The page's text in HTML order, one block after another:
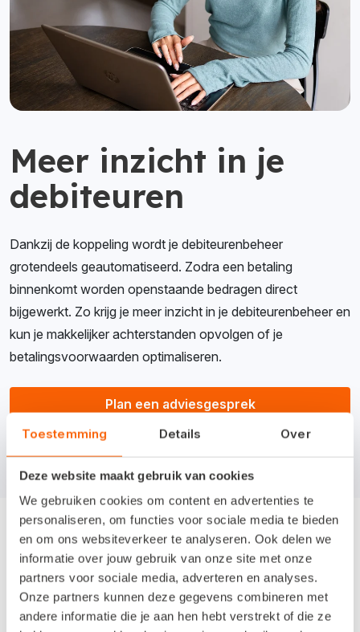
Toestemming Details Over
Deze website maakt gebruik van cookies
We gebruiken cookies om content en advertenties te
personaliseren, om functies voor sociale media te bieden
en om ons websiteverkeer te analyseren. Ook delen we
informatie over jouw gebruik van onze site met onze
partners voor sociale media, adverteren en analyses.
Onze partners kunnen deze gegevens combineren met
andere informatie die je aan hen hebt verstrekt of die ze
Meer inzicht in je
debiteuren
Dankzij de koppeling wordt je debiteurenbeheer
grotendeels geautomatiseerd. Zodra een betaling
binnenkomt worden openstaande bedragen direct
bijgewerkt. Zo krijg je meer inzicht in je debiteurenbeheer en
kun je makkelijker achterstanden opvolgen of je
betalingsvoorwaarden optimaliseren.
Plan een adviesgesprek
Tijd besparen en efficiënter
werken